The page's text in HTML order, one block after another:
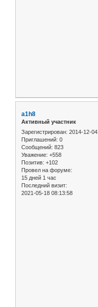
a1h8
Активный участник
Зарегистрирован: 2014-12-04
Приглашений: 0
Сообщений: 823
Уважение: +558
Позитив: +102
Провел на форуме:
15 дней 1 час
Последний визит:
2021-05-18 08:13:58